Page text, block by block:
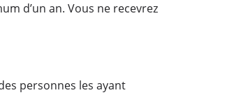
d’un an. Vous ne recevrez
personnes les ayant